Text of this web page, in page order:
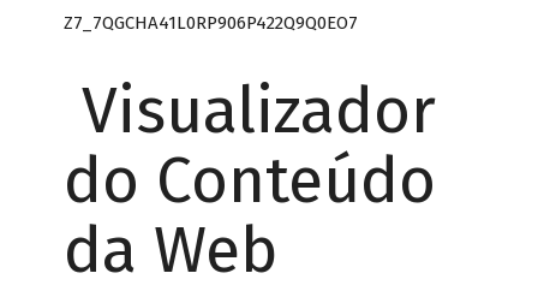
Z7_7QGCHA41L0RP906P422Q9Q0EO7
Visualizador
do Conteúdo
da Web